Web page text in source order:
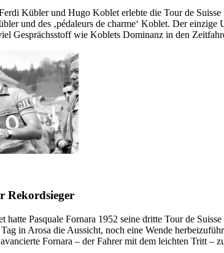
Kübler und Hugo Koblet erlebte die Tour de
und des ‚pédaleurs de charme‘ Koblet. Der
Gesprächsstoff wie Koblets Dominanz in den
Rekordsieger
Pasquale Fornara 1952 seine dritte Tour de
in Arosa die Aussicht, noch eine Wende
Fornara – der Fahrer mit dem leichten Tritt –